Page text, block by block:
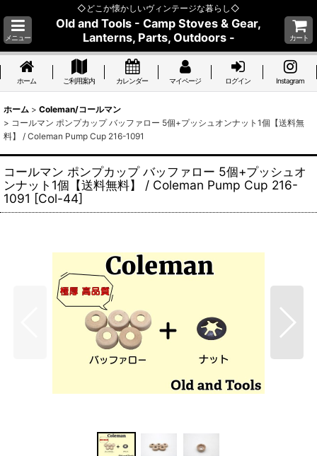
◇どこか懐かしいヴィンテージな暮らし◇
メニュー
Old and Tools - Camp Stoves & Gear,
Lanterns, Parts, Outdoors -
カート
ホーム ご利用案内 カレンダー マイページ ログイン Instagram
ホーム > Coleman/コールマン
> コールマン ポンプカップ バッファロー 5個+プッシュオンナット1個【送料無
料】 / Coleman Pump Cup 216-1091
コールマン ポンプカップ バッファロー 5個+プッシュオ
ンナット1個【送料無料】 / Coleman Pump Cup 216-
1091 [Col-44]